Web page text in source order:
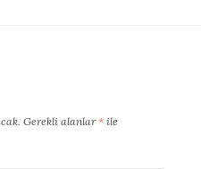
Gerekli alanlar* ile